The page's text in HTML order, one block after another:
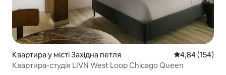
Квартира у місті Західна петля Середня
4,84 (154)
Квартира-студія LIVN West Loop Chicago Queen